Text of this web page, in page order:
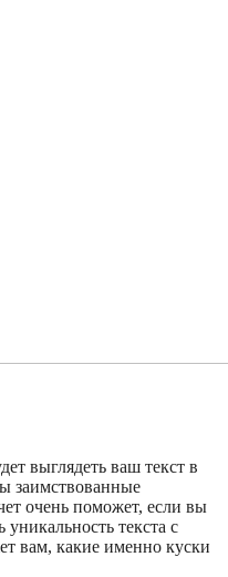
выглядеть ваш текст в
заимствованные
очень поможет, если вы
уникальность текста с
вам, какие именно куски